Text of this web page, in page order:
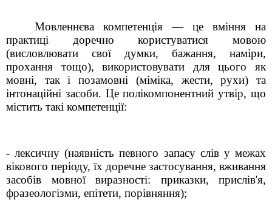
Мовленнєва компетенція — це вміння на
практиці доречно користуватися мовою
(висловлювати свої думки, бажання, наміри,
прохання тощо), використовувати для цього як
мовні, так і позамовні (міміка, жести, рухи) та
інтонаційні засоби. Це полікомпонентний утвір, що
містить такі компетенції:
- лексичну (наявність певного запасу слів у межах
вікового періоду, їх доречне застосування, вживання
засобів мовної виразності: приказки, прислів'я,
фразеологізми, епітети, порівняння);